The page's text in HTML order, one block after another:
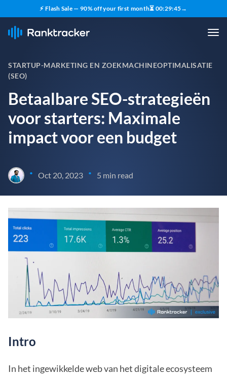
⚡ Flash Sale — 90% off your first month⏳ 00:29:43→
STARTUP-MARKETING EN ZOEKMACHINEOPTIMALISATIE
(SEO)
Betaalbare SEO-strategieën
voor starters: Maximale
impact voor een budget
• Oct 20, 2023 • 5 min read
Intro
In het ingewikkelde web van het digitale ecosysteem